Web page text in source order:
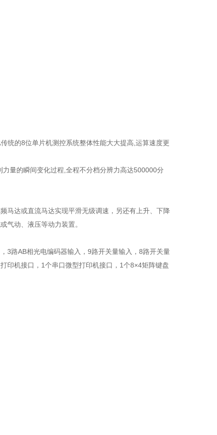
统的8位单片机测控系统整体性能大大提高,运算速度更
量的瞬间变化过程,全程不分档分辨力高达500000分
马达或直流马达实现平滑无级调速，另还有上升、下降
气动、液压等动力装置。
3路AB相光电编码器输入，9路开关量输入，8路开关量
印机接口，1个串口微型打印机接口，1个8×4矩阵键盘